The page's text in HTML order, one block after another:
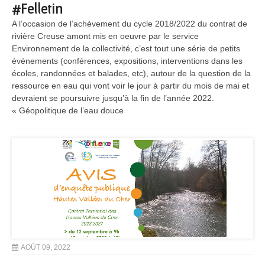
#Felletin
A l’occasion de l’achèvement du cycle 2018/2022 du contrat de
rivière Creuse amont mis en oeuvre par le service
Environnement de la collectivité, c’est tout une série de petits
événements (conférences, expositions, interventions dans les
écoles, randonnées et balades, etc), autour de la question de la
ressource en eau qui vont voir le jour à partir du mois de mai et
devraient se poursuivre jusqu’à la fin de l’année 2022.
« Géopolitique de l’eau douce
AOÛT 09, 2022